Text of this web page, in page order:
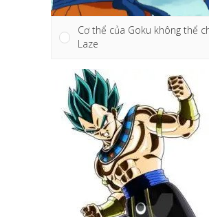
Cơ thể của Goku không thể
Laze